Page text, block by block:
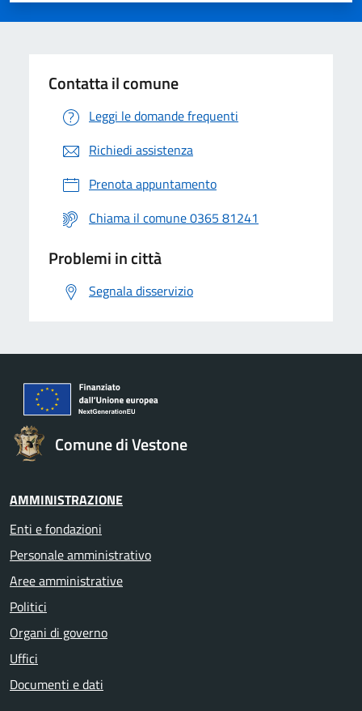
Contatta il comune
Leggi le domande frequenti
Richiedi assistenza
Prenota appuntamento
Chiama il comune 0365 81241
Problemi in città
Segnala disservizio
Comune di Vestone
AMMINISTRAZIONE
Enti e fondazioni
Personale amministrativo
Aree amministrative
Politici
Organi di governo
Uffici
Documenti e dati